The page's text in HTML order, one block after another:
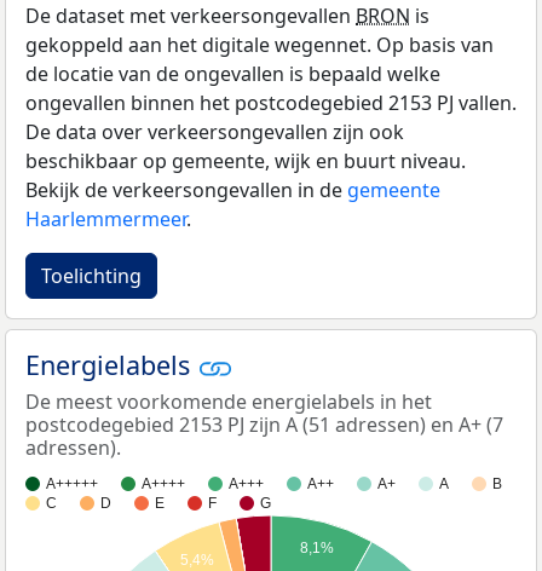
De dataset met verkeersongevallen BRON is
gekoppeld aan het digitale wegennet. Op basis van
de locatie van de ongevallen is bepaald welke
ongevallen binnen het postcodegebied 2153 PJ vallen.
De data over verkeersongevallen zijn ook
beschikbaar op gemeente, wijk en buurt niveau.
Bekijk de verkeersongevallen in de gemeente
Haarlemmermeer.
Toelichting
Energielabels
De meest voorkomende energielabels in het
postcodegebied 2153 PJ zijn A (51 adressen) en A+ (7
adressen).
A+++++ A++++ A+++ A++ A+ A
B
C
D E F G
8,1%
5,4%